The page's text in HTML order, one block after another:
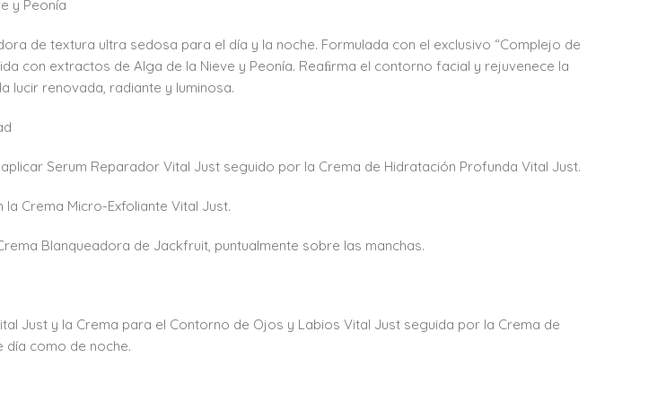
y Peonía
de textura ultra sedosa para el día y la noche. Formulada con el exclusivo “Complejo de
con extractos de Alga de la Nieve y Peonía. Reaﬁrma el contorno facial y rejuvenece la
lucir renovada, radiante y luminosa.
Serum Reparador Vital Just seguido por la Crema de Hidratación Profunda Vital Just.
Crema Micro-Exfoliante Vital Just.
Blanqueadora de Jackfruit, puntualmente sobre las manchas.
Just y la Crema para el Contorno de Ojos y Labios Vital Just seguida por la Crema de
día como de noche.